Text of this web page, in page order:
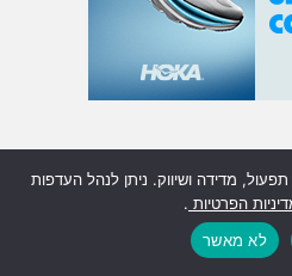
מדידה ושיווק. ניתן לנהל העדפות
הפרטיות .
לא מאשר